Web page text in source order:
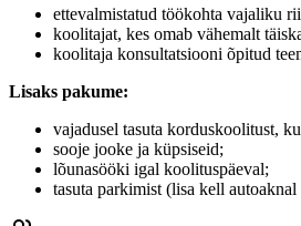
ettevalmistatud töökohta vajaliku
koolitajat, kes omab vähemalt
koolitaja konsultatsiooni õpitud
Lisaks pakume:
vajadusel tasuta korduskoolitust,
sooje jooke ja küpsiseid;
lõunasööki igal koolituspäeval;
tasuta parkimist (lisa kell